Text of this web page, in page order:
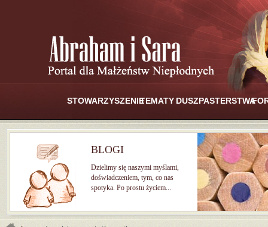
STOWARZYSZENIETEMATY DUSZPASTERSTWA
BLOGI
Dzielimy się naszymi myślami,
doświadczeniem, tym, co nas
spotyka. Po prostu życiem...